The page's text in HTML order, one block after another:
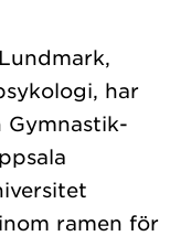
har
Gymnastik-
ramen för